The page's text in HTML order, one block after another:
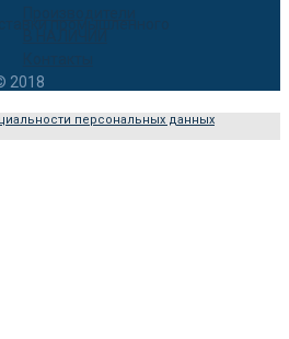
2018
персональных данных